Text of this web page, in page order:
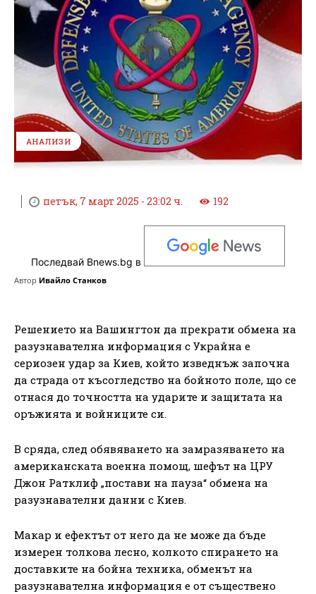
АНАЛИЗИ
петък, 7 март 2025 - 23:02 ч. 192
Последвай Bnews.bg в
Автор Ивайло Станков
Решението на Вашингтон да прекрати обмена на
разузнавателна информация с Украйна е
сериозен удар за Киев, който изведнъж започна
да страда от късогледство на бойното поле, що се
отнася до точността на ударите и защитата на
оръжията и войниците си.
В сряда, след обявяването на замразяването на
американската военна помощ, шефът на ЦРУ
Джон Ратклиф „постави на пауза“ обмена на
разузнавателни данни с Киев.
Макар и ефектът от него да не може да бъде
измерен толкова лесно, колкото спирането на
доставките на бойна техника, обменът на
разузнавателна информация е от съществено